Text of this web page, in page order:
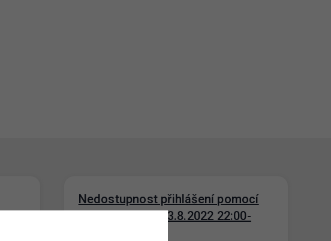
Nedostupnost přihlášení pomocí
Identity občana 3.8.2022 22:00-